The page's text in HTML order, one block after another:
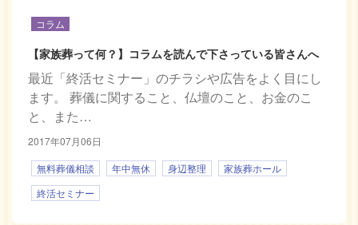
コラム
【家族葬って何？】コラムを読んで下さっている皆さんへ
最近「終活セミナー」のチラシや広告をよく目にし
ます。 葬儀に関すること、仏壇のこと、お金のこ
と、また…
2017年07月06日
無料葬儀相談
年中無休 身辺整理
家族葬ホール
終活セミナー